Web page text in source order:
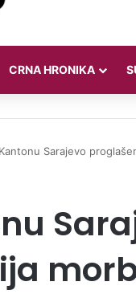
CRNA HRONIKA
Sarajevo